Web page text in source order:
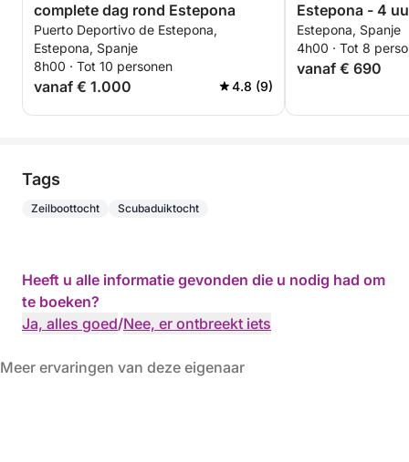
complete dag rond Estepona
Puerto Deportivo de Estepona,
Estepona, Spanje
8h00 · Tot 10 personen
vanaf € 1.000 4.8 (9)
Estepona - 4
Estepona, Spanje
4h00 · Tot 8
vanaf € 690
Tags
Zeilboottocht Scubaduiktocht
Heeft u alle informatie gevonden die u nodig had om
te boeken?
Ja, alles goed/Nee, er ontbreekt iets
Meer ervaringen van deze eigenaar